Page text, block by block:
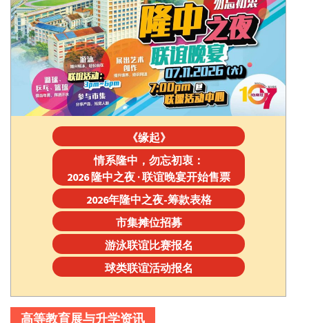
《缘起》
情系隆中，勿忘初衷：
2026 隆中之夜 · 联谊晚宴开始售票
2026年隆中之夜-筹款表格
市集摊位招募
游泳联谊比赛报名
球类联谊活动报名
高等教育展与升学资讯